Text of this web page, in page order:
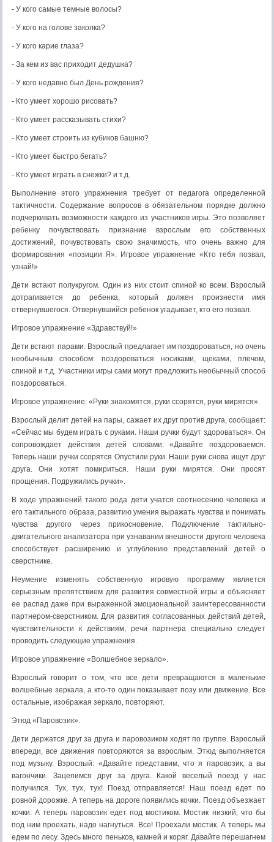
- У кого самые темные волосы?
- У кого на голове заколка?
- У кого карие глаза?
- За кем из вас приходит дедушка?
- У кого недавно был День рождения?
- Кто умеет хорошо рисовать?
- Кто умеет рассказывать стихи?
- Кто умеет строить из кубиков башню?
- Кто умеет быстро бегать?
- Кто умеет играть в снежки? и т.д.
Выполнение этого упражнения требует от педагога определенной
тактичности. Содержание вопросов в обязательном порядке должно
подчеркивать возможности каждого из участников игры. Это позволяет
ребенку почувствовать признание взрослым его собственных
достижений, почувствовать свою значимость, что очень важно для
формирования «позиции Я». Игровое упражнение «Кто тебя позвал,
узнай!»
Дети встают полукругом. Один из них стоит спиной ко всем. Взрослый
дотрагивается до ребенка, который должен произнести имя
отвернувшегося. Отвернувшийся ребенок угадывает, кто его позвал.
Игровое упражнение «Здравствуй!»
Дети встают парами. Взрослый предлагает им поздороваться, но очень
необычным способом: поздороваться носиками, щеками, плечом,
спиной и т.д. Участники игры сами могут предложить необычный способ
поздороваться.
Игровое упражнение: «Руки знакомятся, руки ссорятся, руки мирятся».
Взрослый делит детей на пары, сажает их друг против друга, сообщает:
«Сейчас мы будем играть с руками. Наши ручки будут здороваться». Он
сопровождает действия детей словами: «Давайте поздороваемся.
Теперь наши ручки ссорятся Опустили руки. Наши руки снова ищут друг
друга. Они хотят помириться. Наши руки мирятся. Они просят
прощения. Подружились ручки».
В ходе упражнений такого рода дети учатся соотнесению человека и
его тактильного образа, развитию умения выражать чувства и понимать
чувства другого через прикосновение. Подключение тактильно-
двигательного анализатора при узнавании внешности другого человека
способствует расширению и углублению представлений детей о
сверстнике.
Неумение изменять собственную игровую программу является
серьезным препятствием для развития совместной игры и объясняет
ее распад даже при выраженной эмоциональной заинтересованности
партнером-сверстником. Для развития согласованных действий детей,
чувствительности к действиям, речи партнера специально следует
проводить следующие упражнения.
Игровое упражнение «Волшебное зеркало».
Взрослый говорит о том, что все дети превращаются в маленькие
волшебные зеркала, а кто-то один показывает позу или движение. Все
остальные, изображая зеркало, повторяют.
Этюд «Паровозик».
Дети держатся друг за друга и паровозиком ходят по группе. Взрослый
впереди, все движения повторяются за взрослым. Этюд выполняется
под музыку. Взрослый: «Давайте представим, что я паровозик, а вы
вагончики. Зацепимся друг за друга. Какой веселый поезд у нас
получился. Тух, тух, тух! Поезд отправляется! Наш поезд едет по
ровной дорожке. А теперь на дороге появились кочки. Поезд объезжает
кочки. А теперь паровозик едет под мостиком. Мостик низкий, что бы
под ним проехать, надо нагнуться. Все! Проехали мостик. А теперь мы
едем по лесу. Здесь много пеньков, камней и коряг. Давайте перешагнем